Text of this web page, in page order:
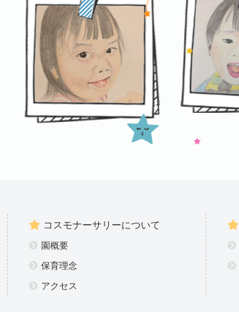
コスモナーサリーについて
園概要
保育理念
アクセス